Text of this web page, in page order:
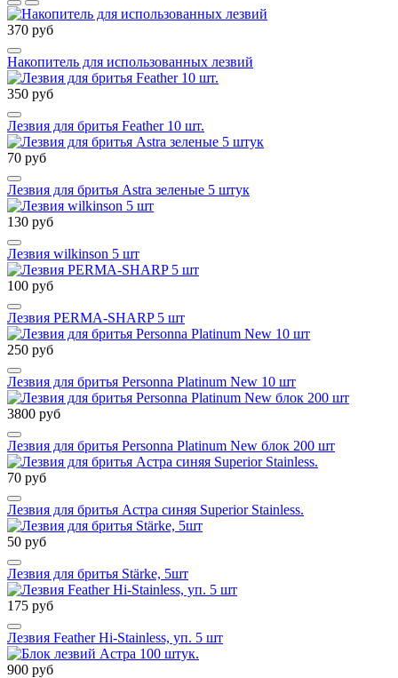
370 руб
Накопитель для использованных лезвий
350 руб
Лезвия для бритья Feather 10 шт.
70 руб
Лезвия для бритья Astra зеленые 5 штук
130 руб
Лезвия wilkinson 5 шт
100 руб
Лезвия PERMA-SHARP 5 шт
250 руб
Лезвия для бритья Personna Platinum New 10 шт
3800 руб
Лезвия для бритья Personna Platinum New блок 200 шт
70 руб
Лезвия для бритья Астра синяя Superior Stainless.
50 руб
Лезвия для бритья Stärke, 5шт
175 руб
Лезвия Feather Hi-Stainless, уп. 5 шт
900 руб